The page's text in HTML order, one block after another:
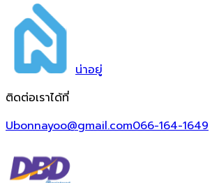
น่าอยู่
ติดต่อเราได้ที่
Ubonnayoo@gmail.com066-164-1649